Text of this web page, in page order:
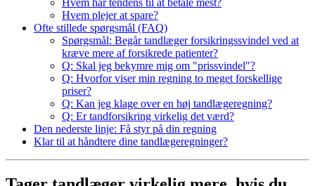
Hvem plejer at spare?
Ofte stillede spørgsmål (FAQ)
Spørgsmål: Begår tandlæger forsikringssvindel ved at
kræve mere af forsikrede patienter?
Q: Skal jeg bekymre mig om "prissvindel"?
Q: Hvorfor viser min regning to meget forskellige
priser?
Q: Kan jeg klage over en høj tandlægeregning?
Q: Er tandforsikring virkelig det værd?
Den nederste linje: Få styr på din regning
Klar til at håndtere dine tandlægeregninger?